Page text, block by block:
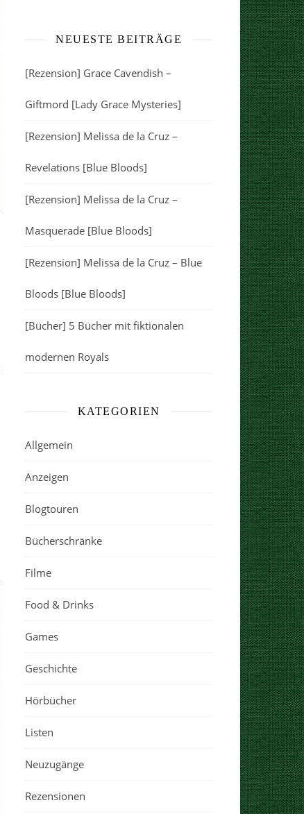
NEUESTE BEITRÄGE
[Rezension] Grace Cavendish –
Giftmord [Lady Grace Mysteries]
[Rezension] Melissa de la Cruz –
Revelations [Blue Bloods]
[Rezension] Melissa de la Cruz –
Masquerade [Blue Bloods]
[Rezension] Melissa de la Cruz – Blue
Bloods [Blue Bloods]
[Bücher] 5 Bücher mit fiktionalen
modernen Royals
KATEGORIEN
Allgemein
Anzeigen
Blogtouren
Bücherschränke
Filme
Food & Drinks
Games
Geschichte
Hörbücher
Listen
Neuzugänge
Rezensionen